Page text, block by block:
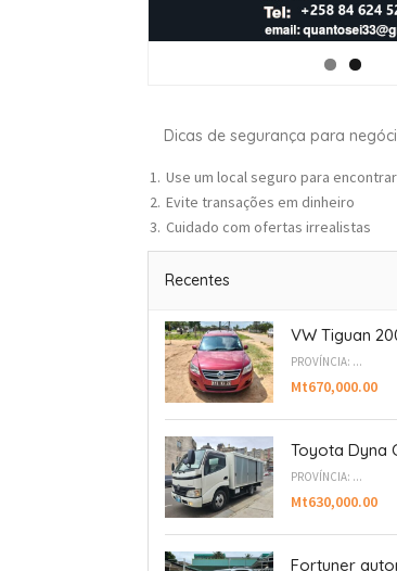
Dicas de segurança para
Use um local seguro para
Evite transações em dinheiro
Cuidado com ofertas irrealistas
Recentes
VW Tiguan
PROVÍNCIA: ...
Mt670,000.00
Toyota Dyna
PROVÍNCIA: ...
Mt630,000.00
Fortuner